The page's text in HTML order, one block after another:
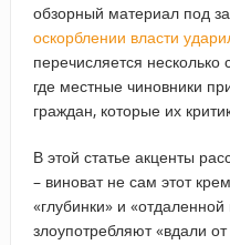
обзорный материал под
оскорблении власти
перечисляется несколько
где местные чиновники
граждан, которые их
В этой статье акценты
– виноват не сам этот
«глубинки» и
злоупотребляют «вдали